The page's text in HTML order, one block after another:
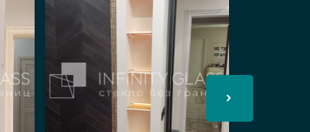
дизайна интерьера.
и с её помощью делать